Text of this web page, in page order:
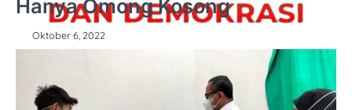
Hanya Omong Kosong
Oktober 6, 2022